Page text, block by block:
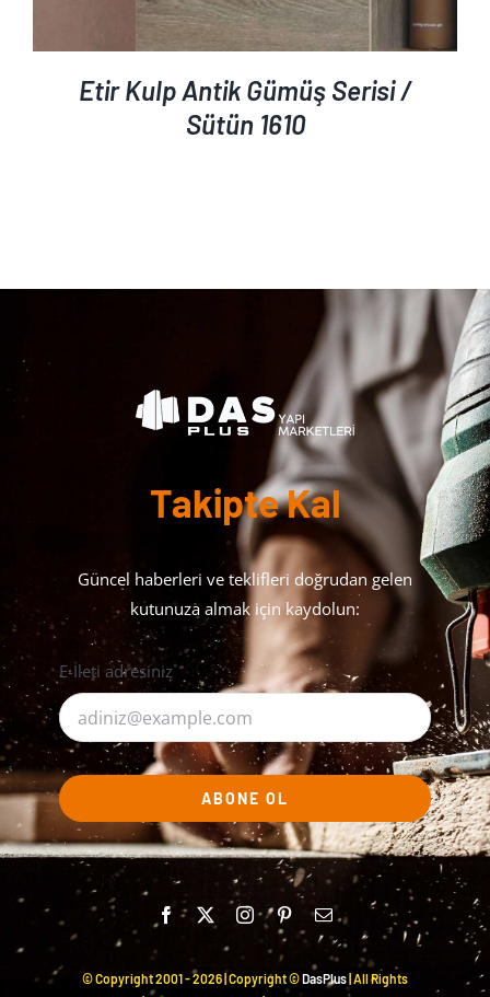
Etir Kulp Antik Gümüş Serisi /
Sütün 1610
Takipte Kal
Güncel haberleri ve teklifleri doğrudan gelen
kutunuza almak için kaydolun:
E-İleti adresiniz
ABONE OL
© Copyright 2001 -2026 | Copyright ©DasPlus | All Rights